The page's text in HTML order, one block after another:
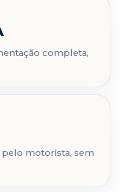
completa,
pelo motorista, sem